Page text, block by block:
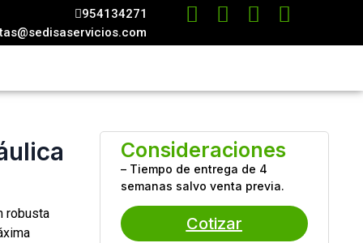
954134271
robusta
Consideraciones
– Tiempo de entrega de 4
semanas salvo venta previa.
Cotizar